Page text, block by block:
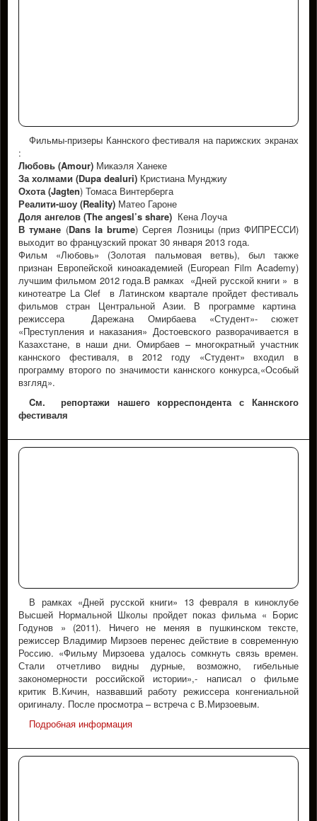
Фильмы-призеры Каннского фестиваля на парижских экранах
:
Любовь (Amour) Микаэля Ханеке
За холмами (Dupa dealuri) Кристиана Мунджиу
Охота (Jagten) Томаса Винтерберга
Реалити-шоу (Reality) Матео Гароне
Доля ангелов (The angesl’s share) Кена Лоуча
В тумане (Dans labrume) Сергея Лозницы (приз ФИПРЕССИ)
выходит во французский прокат 30 января 2013 года.
Фильм «Любовь» (Золотая пальмовая ветвь), был также
признан Европейской киноакадемией (European Film Academy)
лучшим фильмом 2012 года.В рамках «Дней русской книги » в
кинотеатре La Clef в Латинском квартале пройдет фестиваль
фильмов стран Центральной Азии. В программе картина
режиссера Дарежана Омирбаева «Студент»- сюжет
«Преступления и наказания» Достоевского разворачивается в
Казахстане, в наши дни. Омирбаев – многократный участник
каннского фестиваля, в 2012 году «Студент» входил в
программу второго по значимости каннского конкурса,«Особый
взгляд».
Cм. репортажи нашего корреспондента с Каннского
фестиваля
В рамках «Дней русской книги» 13 февраля в киноклубе
Высшей Нормальной Школы пройдет показ фильма « Борис
Годунов » (2011). Ничего не меняя в пушкинском тексте,
режиссер Владимир Мирзоев перенес действие в современную
Россию. «Фильму Мирзоева удалось сомкнуть связь времен.
Стали отчетливо видны дурные, возможно, гибельные
закономерности российской истории»,- написал о фильме
критик В.Кичин, назвавший работу режиссера конгениальной
оригиналу. После просмотра – встреча с В.Мирзоевым.
Подробная информация